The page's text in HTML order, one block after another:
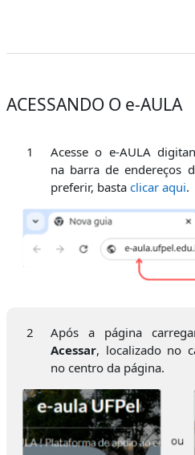
ACESSANDO O e-AULA
1 Acesse o e-AULA
na barra de endereços
preferir, basta clicar aqui.
2
Após a página
Acessar, localizado no
no centro da página.